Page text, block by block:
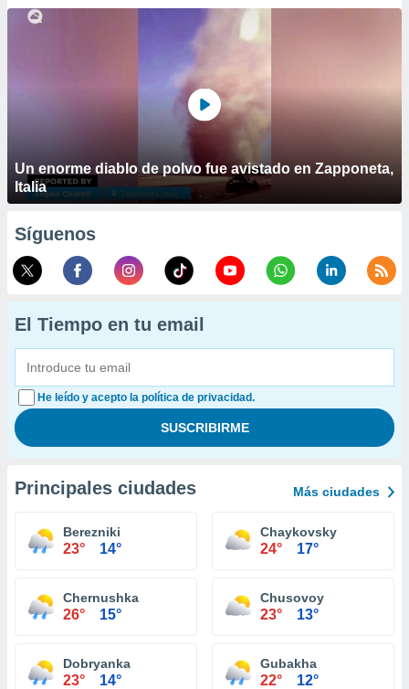
Un enorme diablo de polvo fue avistado en Zapponeta,
Italia
Síguenos
El Tiempo en tu email
He leído y acepto la política de privacidad.
Principales ciudades Más ciudades
Berezniki
23° 14°
Chaykovsky
24° 17°
Chernushka
26° 15°
Chusovoy
23° 13°
Dobryanka
23° 14°
Gubakha
22° 12°